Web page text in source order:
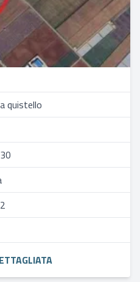
quistello